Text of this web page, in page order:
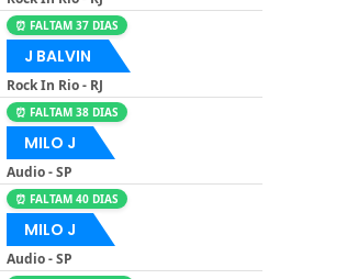
⏰ FALTAM 37 DIAS
J BALVIN
Rock In Rio - RJ
⏰ FALTAM 38 DIAS
MILO J
Audio - SP
⏰ FALTAM 40 DIAS
MILO J
Audio - SP